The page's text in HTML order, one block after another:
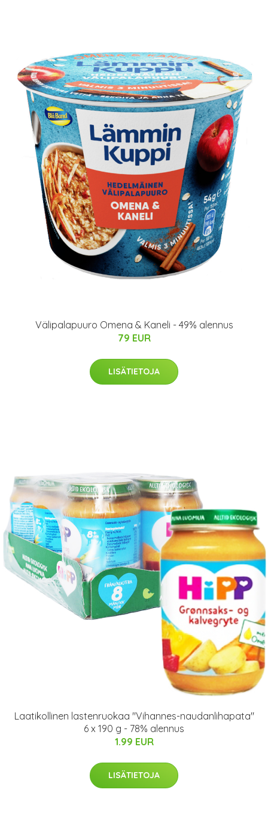
Välipalapuuro Omena & Kaneli - 49% alennus
79 EUR
LISÄTIETOJA
Laatikollinen lastenruokaa "Vihannes-naudanlihapata"
6 x 190 g - 78% alennus
1.99 EUR
LISÄTIETOJA